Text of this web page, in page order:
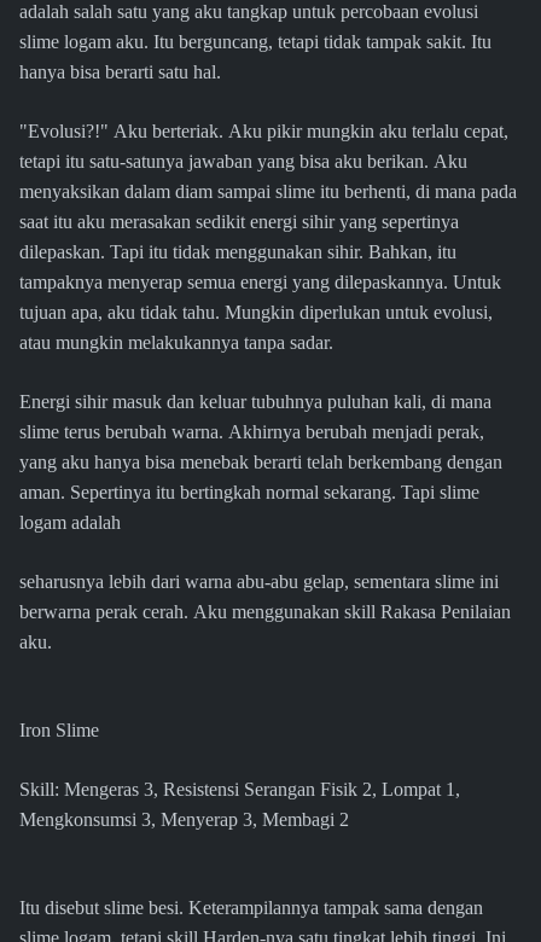
adalah salah satu yang aku tangkap untuk percobaan evolusi
slime logam aku. Itu berguncang, tetapi tidak tampak sakit. Itu
hanya bisa berarti satu hal.
"Evolusi?!" Aku berteriak. Aku pikir mungkin aku terlalu cepat,
tetapi itu satu-satunya jawaban yang bisa aku berikan. Aku
menyaksikan dalam diam sampai slime itu berhenti, di mana pada
saat itu aku merasakan sedikit energi sihir yang sepertinya
dilepaskan. Tapi itu tidak menggunakan sihir. Bahkan, itu
tampaknya menyerap semua energi yang dilepaskannya. Untuk
tujuan apa, aku tidak tahu. Mungkin diperlukan untuk evolusi,
atau mungkin melakukannya tanpa sadar.
Energi sihir masuk dan keluar tubuhnya puluhan kali, di mana
slime terus berubah warna. Akhirnya berubah menjadi perak,
yang aku hanya bisa menebak berarti telah berkembang dengan
aman. Sepertinya itu bertingkah normal sekarang. Tapi slime
logam adalah
seharusnya lebih dari warna abu-abu gelap, sementara slime ini
berwarna perak cerah. Aku menggunakan skill Rakasa Penilaian
aku.
Iron Slime
Skill: Mengeras 3, Resistensi Serangan Fisik 2, Lompat 1,
Mengkonsumsi 3, Menyerap 3, Membagi 2
Itu disebut slime besi. Keterampilannya tampak sama dengan